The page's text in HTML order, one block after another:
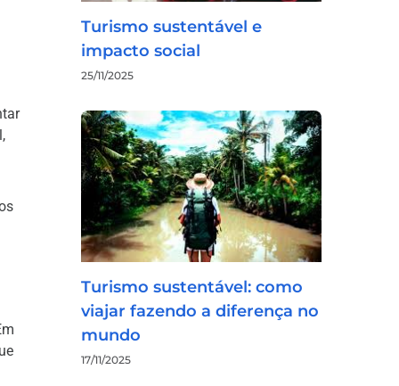
Turismo sustentável e
impacto social
25/11/2025
Turismo sustentável: como
viajar fazendo a diferença no
mundo
17/11/2025